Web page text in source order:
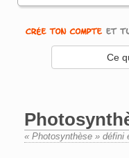
Ce
« Photosynthèse » défini